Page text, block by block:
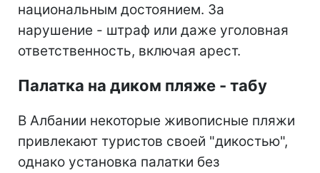
национальным достоянием. За
нарушение - штраф или даже уголовная
ответственность, включая арест.
Палатка на диком пляже - табу
В Албании некоторые живописные пляжи
привлекают туристов своей "дикостью",
однако установка палатки без